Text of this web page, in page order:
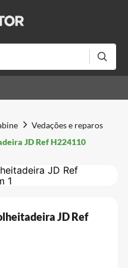
Vedações e reparos
JD Ref H224110
JD Ref